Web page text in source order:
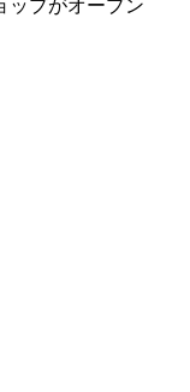
ップがオープン